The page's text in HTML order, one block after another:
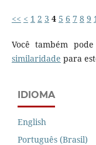
<< < 1 2 3 4 5 6 7 8 9
Você também
similaridade para
IDIOMA
English
Português (Brasil)